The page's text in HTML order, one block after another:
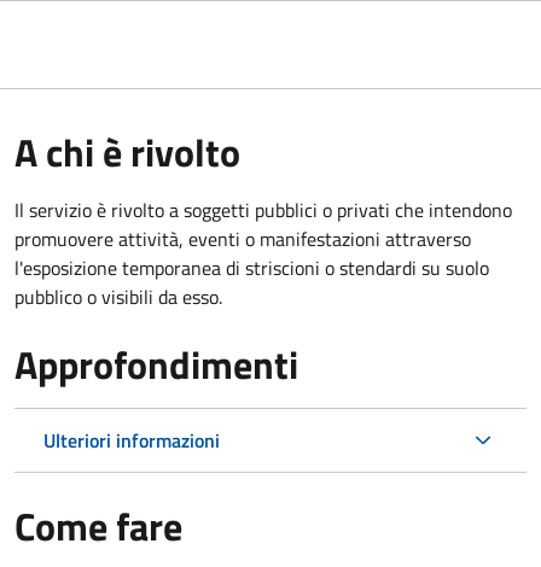
A chi è rivolto
Il servizio è rivolto a soggetti pubblici o privati che intendono
promuovere attività, eventi o manifestazioni attraverso
l'esposizione temporanea di striscioni o stendardi su suolo
pubblico o visibili da esso.
Approfondimenti
Ulteriori informazioni
Come fare